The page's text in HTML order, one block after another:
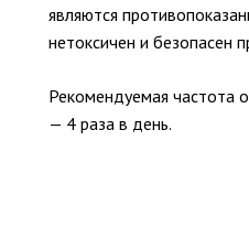
являются
нетоксичен и безопасен
Рекомендуемая частота
— 4 раза в день.